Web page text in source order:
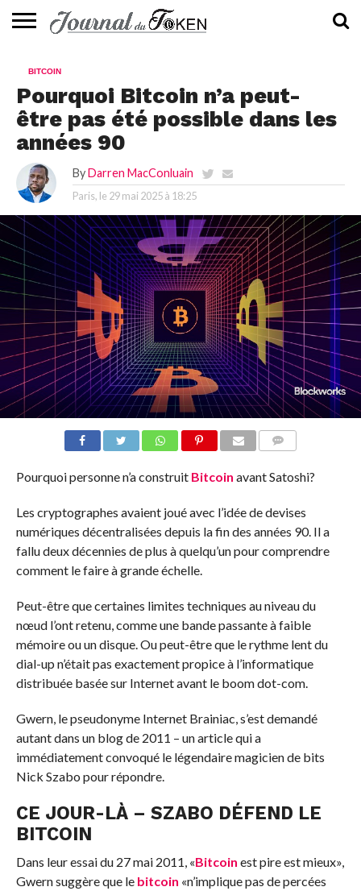
📰
EVALUATION
GUIDE
TENDANCES
À
CONTACTEZ-
BITCOIN
Pourquoi Bitcoin n’a peut-
être pas été possible dans les
années 90
By Darren MacConluain
Paris, le 29 mai 2025 à 18:25
Pourquoi personne n’a construit Bitcoin avant Satoshi?
Les cryptographes avaient joué avec l’idée de devises
numériques décentralisées depuis la fin des années 90. Il a
fallu deux décennies de plus à quelqu’un pour comprendre
comment le faire à grande échelle.
Peut-être que certaines limites techniques au niveau du
nœud l’ont retenu, comme une bande passante à faible
mémoire ou un disque. Ou peut-être que le rythme lent du
dial-up n’était pas exactement propice à l’informatique
distribuée basée sur Internet avant le boom dot-com.
Gwern, le pseudonyme Internet Brainiac, s’est demandé
autant dans un blog de 2011 – un article qui a
immédiatement convoqué le légendaire magicien de bits
Nick Szabo pour répondre.
CE JOUR-LÀ – SZABO DÉFEND LE
BITCOIN
Dans leur essai du 27 mai 2011, «Bitcoin est pire est mieux»,
Gwern suggère que le bitcoin «n’implique pas de percées